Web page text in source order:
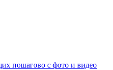
пошагово с фото и видео